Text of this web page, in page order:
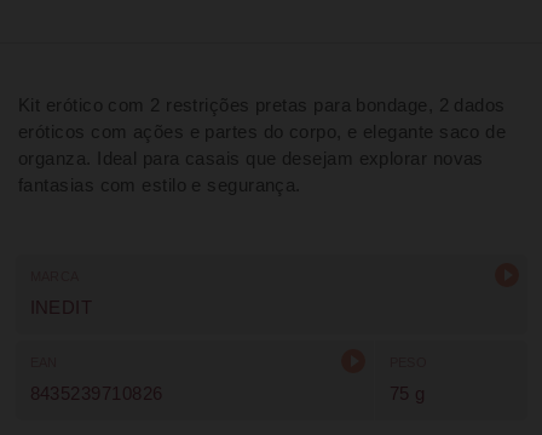
Kit erótico com 2 restrições pretas para bondage, 2 dados
eróticos com ações e partes do corpo, e elegante saco de
organza. Ideal para casais que desejam explorar novas
fantasias com estilo e segurança.
INEDIT
8435239710826 75 g